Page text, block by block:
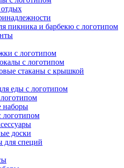
пикника и барбекю с логотипом
с логотипом
с логотипом
стаканы с крышкой
еды с логотипом
наборы
логотипом
доски
специй